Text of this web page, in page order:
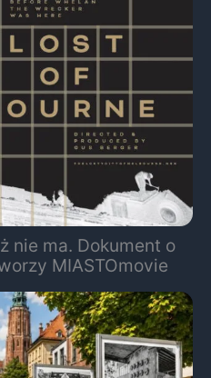
nie ma. Dokument o
MIASTOmovie